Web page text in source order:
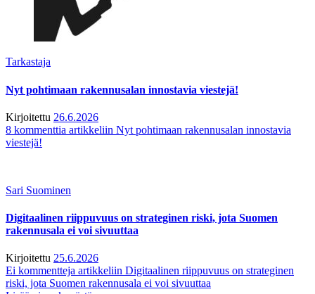
Tarkastaja
Nyt pohtimaan rakennusalan innostavia viestejä!
Kirjoitettu 26.6.2026
8 kommenttia artikkeliin Nyt pohtimaan rakennusalan innostavia
viestejä!
Sari Suominen
Digitaalinen riippuvuus on strateginen riski, jota Suomen
rakennusala ei voi sivuuttaa
Kirjoitettu 25.6.2026
Ei kommentteja artikkeliin Digitaalinen riippuvuus on strateginen
riski, jota Suomen rakennusala ei voi sivuuttaa